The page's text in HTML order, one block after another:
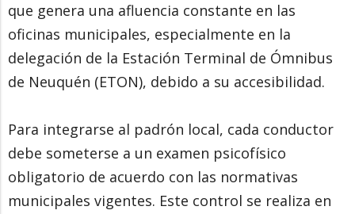
que genera una afluencia constante en las
oficinas municipales, especialmente en la
delegación de la Estación Terminal de Ómnibus
de Neuquén (ETON), debido a su accesibilidad.
Para integrarse al padrón local, cada conductor
debe someterse a un examen psicofísico
obligatorio de acuerdo con las normativas
municipales vigentes. Este control se realiza en